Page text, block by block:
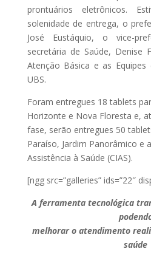
prontuários eletrônicos.
solenidade de entrega, o
José Eustáquio, o vice-
secretária de Saúde, Denise
Atenção Básica e as Equipes
UBS.
Foram entregues 18 tablets
Horizonte e Nova Floresta e,
fase, serão entregues 50
Paraíso, Jardim Panorâmico e
Assistência à Saúde (CIAS).
[ngg src=”galleries” ids=”22″
A ferramenta tecnológica
melhorar o atendimento
saúde